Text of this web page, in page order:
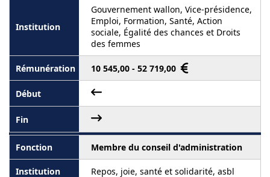
Gouvernement wallon, Vice-présidence,
Emploi, Formation, Santé, Action
sociale, Égalité des chances et Droits
des femmes
10 545,00 - 52 719,00
Membre du conseil d'administration
Repos, joie, santé et solidarité, asbl